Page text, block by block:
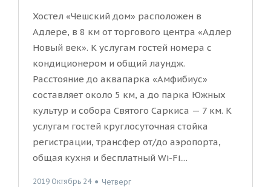
Хостел «Чешский дом» расположен в
Адлере, в 8 км от торгового центра «Адлер
Новый век». К услугам гостей номера с
кондиционером и общий лаундж.
Расстояние до аквапарка «Амфибиус»
составляет около 5 км, а до парка Южных
культур и собора Святого Саркиса — 7 км. К
услугам гостей круглосуточная стойка
регистрации, трансфер от/до аэропорта,
общая кухня и бесплатный Wi-Fi....
2019 Октябрь 24 ● Четверг